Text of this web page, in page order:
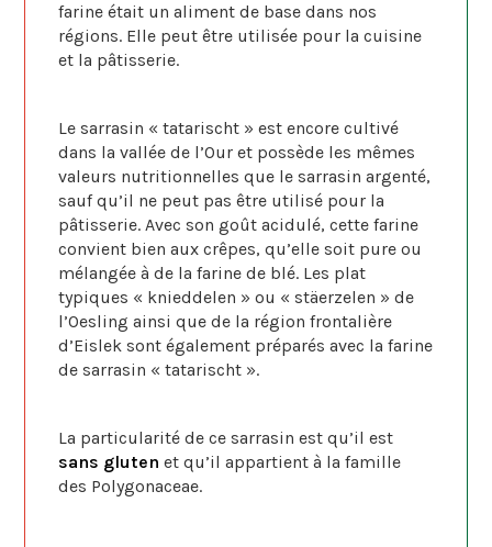
farine était un aliment de base dans nos
régions. Elle peut être utilisée pour la cuisine
et la pâtisserie.
Le sarrasin « tatarischt » est encore cultivé
dans la vallée de l’Our et possède les mêmes
valeurs nutritionnelles que le sarrasin argenté,
sauf qu’il ne peut pas être utilisé pour la
pâtisserie. Avec son goût acidulé, cette farine
convient bien aux crêpes, qu’elle soit pure ou
mélangée à de la farine de blé. Les plat
typiques « knieddelen » ou « stäerzelen » de
l’Oesling ainsi que de la région frontalière
d’Eislek sont également préparés avec la farine
de sarrasin « tatarischt ».
La particularité de ce sarrasin est qu’il est
sans gluten et qu’il appartient à la famille
des Polygonaceae.